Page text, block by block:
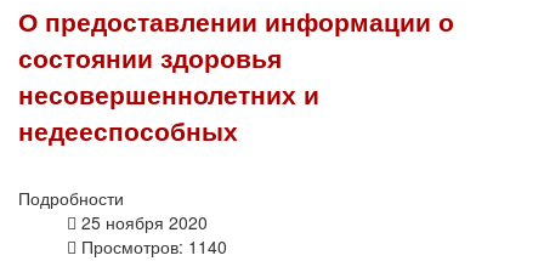
О предоставлении информации о
состоянии здоровья
несовершеннолетних и
недееспособных
Подробности
25 ноября 2020
Просмотров: 1140